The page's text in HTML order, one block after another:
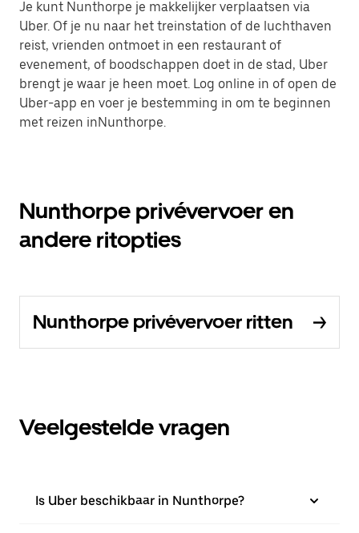
Je kunt Nunthorpe je makkelijker verplaatsen via
Uber. Of je nu naar het treinstation of de luchthaven
reist, vrienden ontmoet in een restaurant of
evenement, of boodschappen doet in de stad, Uber
brengt je waar je heen moet. Log online in of open de
Uber-app en voer je bestemming in om te beginnen
met reizen inNunthorpe.
Nunthorpe privévervoer en
andere ritopties
Nunthorpe privévervoer ritten
Veelgestelde vragen
Is Uber beschikbaar in Nunthorpe?